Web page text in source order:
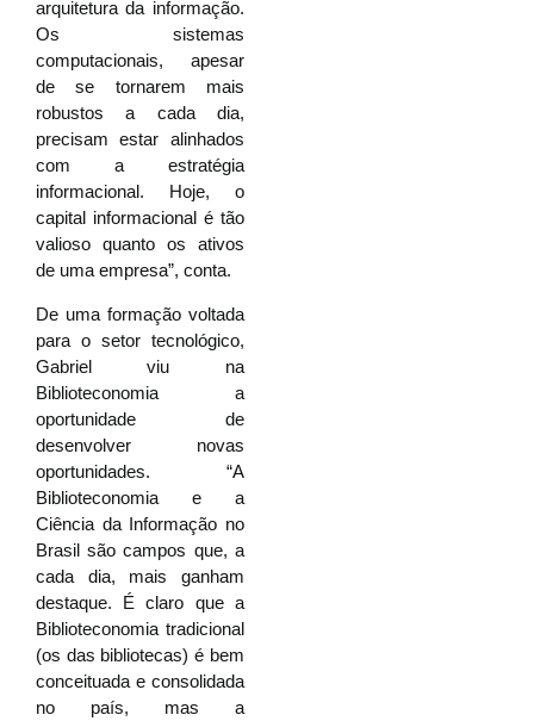
arquitetura da informação.
Os sistemas
computacionais, apesar
de se tornarem mais
robustos a cada dia,
precisam estar alinhados
com a estratégia
informacional. Hoje, o
capital informacional é tão
valioso quanto os ativos
de uma empresa”, conta.
De uma formação voltada
para o setor tecnológico,
Gabriel viu na
Biblioteconomia a
oportunidade de
desenvolver novas
oportunidades. “A
Biblioteconomia e a
Ciência da Informação no
Brasil são campos que, a
cada dia, mais ganham
destaque. É claro que a
Biblioteconomia tradicional
(os das bibliotecas) é bem
conceituada e consolidada
no país, mas a